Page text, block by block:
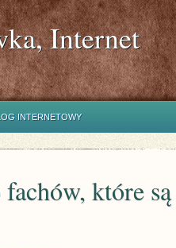
Internet
INTERNETOWY
które